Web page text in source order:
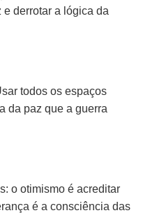
e derrotar a lógica da
todos os espaços
da paz que a guerra
o otimismo é acreditar
é a consciência das